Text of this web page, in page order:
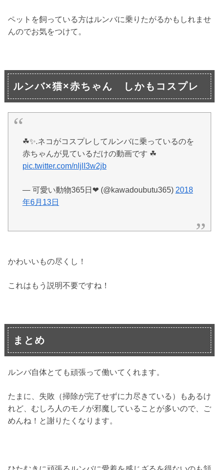
ペットを飼っている方はルンバに乗りたがるかもしれませ
んのでお気をつけて。
ルンバ×猫×赤ちゃん しかもコスプレ
☘✨.ネコがコスプレしてルンバに乗っているのを
赤ちゃんが見ているだけの動画です ☘
pic.twitter.com/nljlI3w2jb
— 可愛い動物365日❤ (@kawadoubutu365) 2018
年6月13日
かわいいもの尽くし！
これはもう説明不要ですね！
まとめ
ルンバ自体とても頑張って働いてくれます。
たまに、失敗（掃除が完了せずに力尽きている）もあるけ
れど、むしろ人のモノが邪魔していることが多いので、ご
めんね！と謝りたくなります。